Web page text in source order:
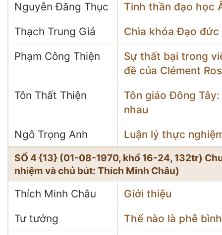
Nguyễn Đăng Thục
Tinh thần đạo học
Thạch Trung Giả
Chìa khóa Đạo
Phạm Công Thiện
Sự thất bại trong
đề của Clément
Tôn Thất Thiện
Tôn giáo Đông
nhau
Ngô Trọng Anh
Luận lý thực
SỐ 4 {13} (01-08-1970, khổ 16-24, 132tr)
nhiệm và chủ bút: Thích Minh Châu)
Thích Minh Châu
Giới thiệu
Tư tưởng
Thế nào là phê